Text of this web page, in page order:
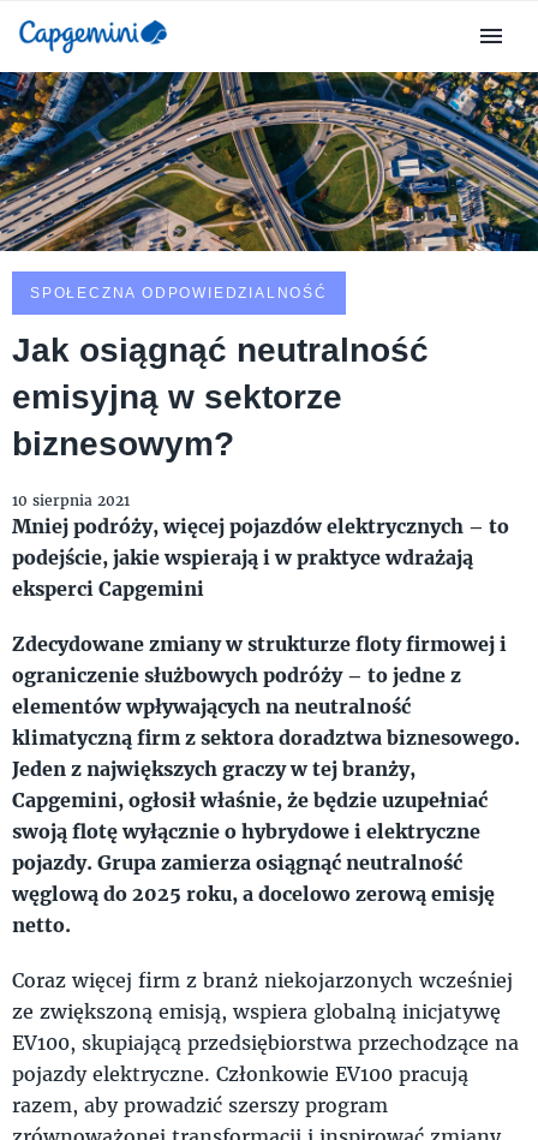
SPOŁECZNA ODPOWIEDZIALNOŚĆ
Jak osiągnąć neutralność
emisyjną w sektorze
biznesowym?
10 sierpnia 2021
Mniej podróży, więcej pojazdów elektrycznych – to
podejście, jakie wspierają i w praktyce wdrażają
eksperci Capgemini
Zdecydowane zmiany w strukturze floty firmowej i
ograniczenie służbowych podróży – to jedne z
elementów wpływających na neutralność
klimatyczną firm z sektora doradztwa biznesowego.
Jeden z największych graczy w tej branży,
Capgemini, ogłosił właśnie, że będzie uzupełniać
swoją flotę wyłącznie o hybrydowe i elektryczne
pojazdy. Grupa zamierza osiągnąć neutralność
węglową do 2025 roku, a docelowo zerową emisję
netto.
Coraz więcej firm z branż niekojarzonych wcześniej
ze zwiększoną emisją, wspiera globalną inicjatywę
EV100, skupiającą przedsiębiorstwa przechodzące na
pojazdy elektryczne. Członkowie EV100 pracują
razem, aby prowadzić szerszy program